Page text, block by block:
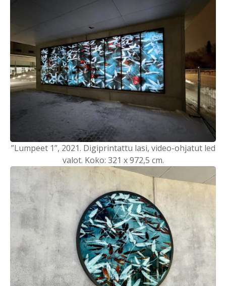
”Lumpeet 1”, 2021. Digiprintattu lasi, video-ohjatut led
valot. Koko: 321 x 972,5 cm.